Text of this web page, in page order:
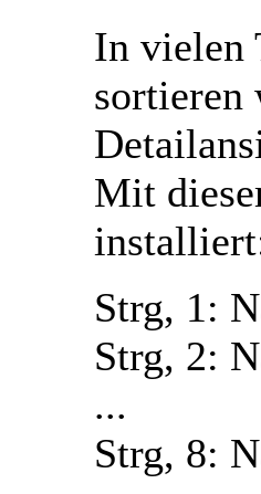
In vielen
sortieren
Mit
Strg, 1:
Strg, 2:
...
Strg, 8: